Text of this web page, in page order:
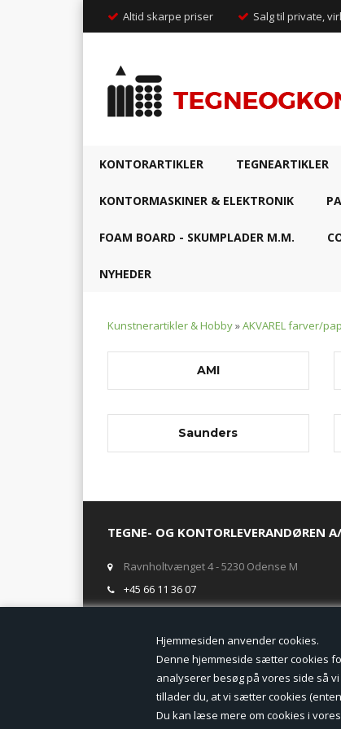
Hjemmesiden
Denne hjemmeside sætter cookies
analyserer besøg på vores side så
tillader du, at vi sætter cookies
Du kan læse mere om cookies i
Altid skarpe priser Salg til private,
KONTORARTIKLER TEGNEARTIKLER
KONTORMASKINER & ELEKTRONIK
FOAM BOARD - SKUMPLADER M.M.
NYHEDER
Kunstnerartikler & Hobby»AKVAREL farver/
AMI
Saunders
TEGNE- OG KONTORLEVERANDØREN
Ravnholtvænget 4 - 5230 Odense M
+45 66 11 36 07
ÅBNINGSTIDER I BUTIKKEN
Mandag-Fredag: 8.00 - 17.00
Ring gerne for lagerstatus inden besøg i